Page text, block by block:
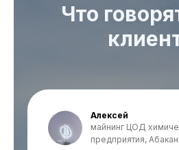
Что
Алексей
майнинг ЦОД
предприятия, Абакан